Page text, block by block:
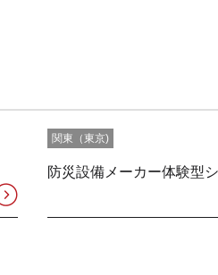
関東（東京)
防災設備メーカー体験型